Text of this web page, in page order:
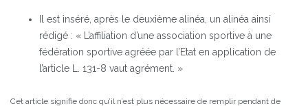
Il est inséré, après le deuxième alinéa, un alinéa ainsi
rédigé : « L’affiliation d’une association sportive à une
fédération sportive agréée par l’Etat en application de
l’article L. 131-8 vaut agrément. »
Cet article signifie donc qu’il n’est plus nécessaire de remplir pendant de